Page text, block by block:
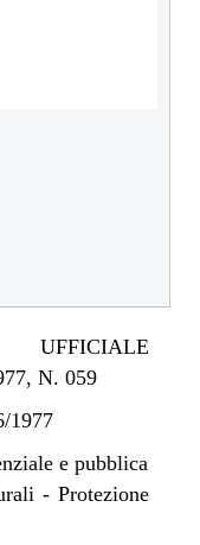
N. 059
1977
e pubblica
- Protezione